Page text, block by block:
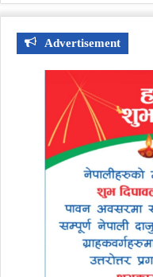
Advertisement